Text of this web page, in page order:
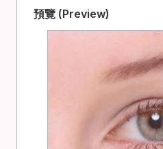
預覽 (Preview)